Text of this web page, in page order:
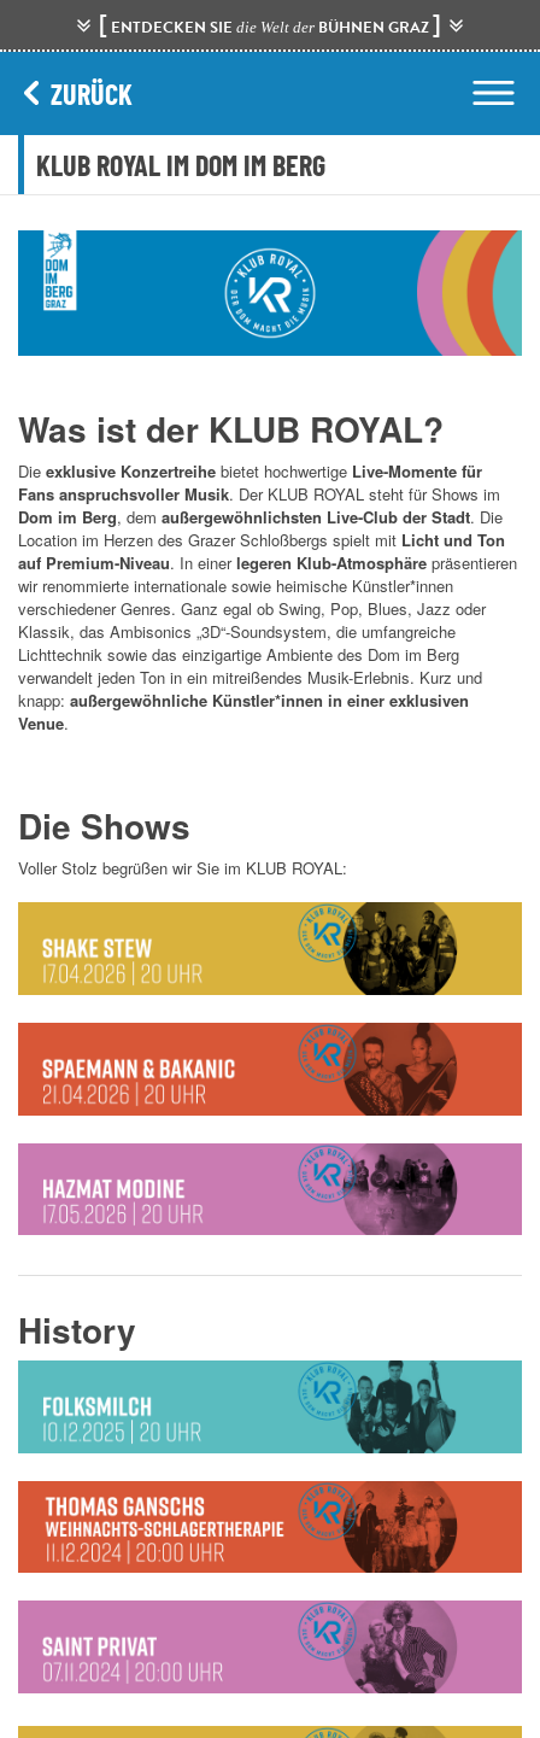
[ ENTDECKEN SIE die Welt der BÜHNEN GRAZ]
ZURÜCK
KLUB ROYAL IM DOM IM BERG
Was ist der KLUB ROYAL?
Die exklusive Konzertreihe bietet hochwertige Live-Momente für
Fans anspruchsvoller Musik. Der KLUB ROYAL steht für Shows im
Dom im Berg, dem außergewöhnlichsten Live-Club der Stadt. Die
Location im Herzen des Grazer Schloßbergs spielt mit Licht und Ton
auf Premium-Niveau. In einerlegeren Klub-Atmosphäre präsentieren
wir renommierte internationale sowie heimische Künstler*innen
verschiedener Genres. Ganz egal ob Swing, Pop, Blues, Jazz oder
Klassik, das Ambisonics „3D“-Soundsystem, die umfangreiche
Lichttechnik sowie das einzigartige Ambiente des Dom im Berg
verwandelt jeden Ton in ein mitreißendes Musik-Erlebnis. Kurz und
knapp: außergewöhnliche Künstler*innen in einer exklusiven
Venue.
Die Shows
Voller Stolz begrüßen wir Sie im KLUB ROYAL:
History